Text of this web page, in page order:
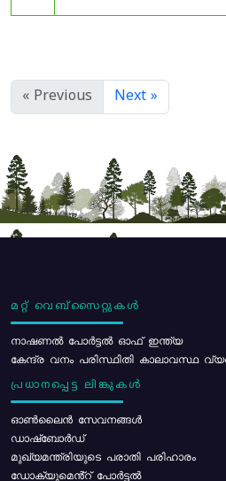
« Previous Next »
മറ്റ് വെബ്സൈറ്റുകൾ
നാഷണൽ പോർട്ടൽ ഓഫ് ഇന്ത്യ
കേന്ദ്ര വനം പരിസ്ഥിതി കാലാവസ്ഥ
പ്രധാനപ്പെട്ട ലിങ്കുകൾ
ഓൺലൈൻ സേവനങ്ങൾ
ഡാഷ്ബോർഡ്
മുഖ്യമന്ത്രിയുടെ പരാതി പരിഹാരം
ഡോക്യുമെൻ്റ് പോർട്ടൽ